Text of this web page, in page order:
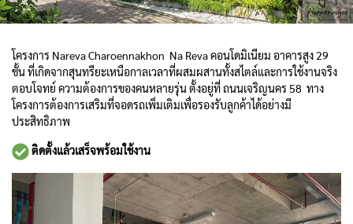
โครงการ Nareva Charoennakhon Na Reva คอนโดมิเนียม อาคารสูง 29
ชั้น ที่เกิดจากสุนทรียะเหนือกาลเวลาที่ผสมผสานทั้งสไตล์และการใช้งานจริง
ตอบโจทย์ ความต้องการของคนหลายรุ่น ตั้งอยู่ที่ ถนนเจริญนคร 58 ทาง
โครงการต้องการเสริมที่จอดรถเพิ่มเติมเพื่อรองรับลูกค้าได้อย่างมี
ประสิทธิภาพ
ติดตั้งแล้วเสร็จพร้อมใช้งาน